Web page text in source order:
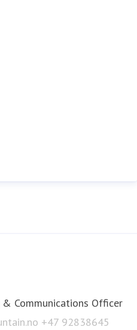
Communications Officer
+47 92838645